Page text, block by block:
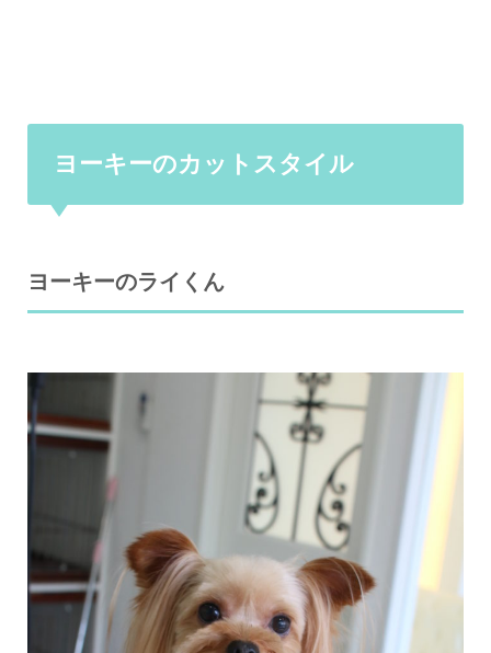
ヨーキーのカットスタイル
ヨーキーのライくん